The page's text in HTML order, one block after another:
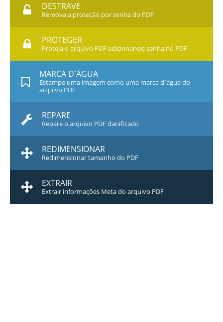
DESTRAVE
Remova a proteção por senha do PDF
PROTEGER
Proteja o arquivo PDF adicionando senha no PDF
MARCA D`ÁGUA
Estampe uma imagem como uma marca d`água do
arquivo PDF
REPARE
Repare o arquivo PDF danificado
REDIMENSIONAR
Redimensionar tamanho do PDF
EXTRAIR
Extrair informações Meta do arquivo PDF